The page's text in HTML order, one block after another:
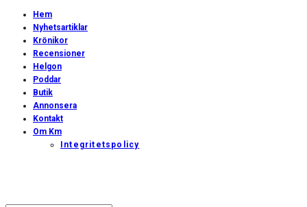
Hem
Nyhetsartiklar
Krönikor
Recensioner
Helgon
Poddar
Butik
Annonsera
Kontakt
Om Km
Integritetspolicy